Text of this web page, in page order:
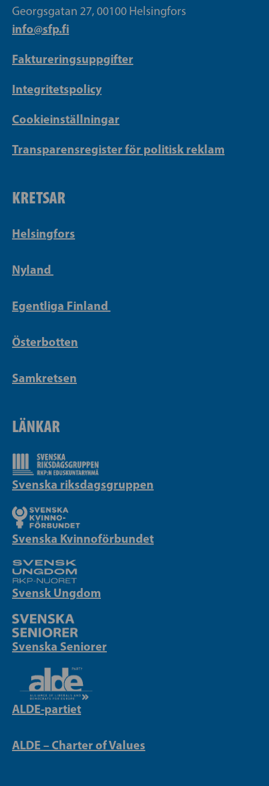
Georgsgatan 27, 00100 Helsingfors
info@sfp.fi
Faktureringsuppgifter
Integritetspolicy
Cookieinställningar
Transparensregister för politisk reklam
KRETSAR
Helsingfors
Nyland
Egentliga Finland
Österbotten
Samkretsen
LÄNKAR
Svenska riksdagsgruppen
Svenska Kvinnoförbundet
Svensk Ungdom
Svenska Seniorer
ALDE-partiet
ALDE – Charter of Values